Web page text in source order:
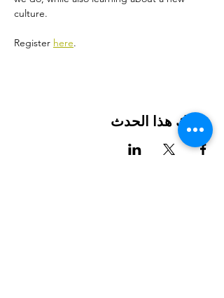
culture.
Register here.
شارِك هذا الحدث